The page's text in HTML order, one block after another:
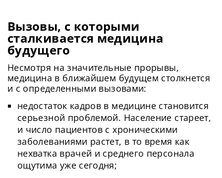
Вызовы, с которыми
сталкивается медицина
будущего
Несмотря на значительные прорывы,
медицина в ближайшем будущем столкнется
и с определенными вызовами:
недостаток кадров в медицине становится
серьезной проблемой. Население стареет,
и число пациентов с хроническими
заболеваниями растет, в то время как
нехватка врачей и среднего персонала
ощутима уже сегодня;